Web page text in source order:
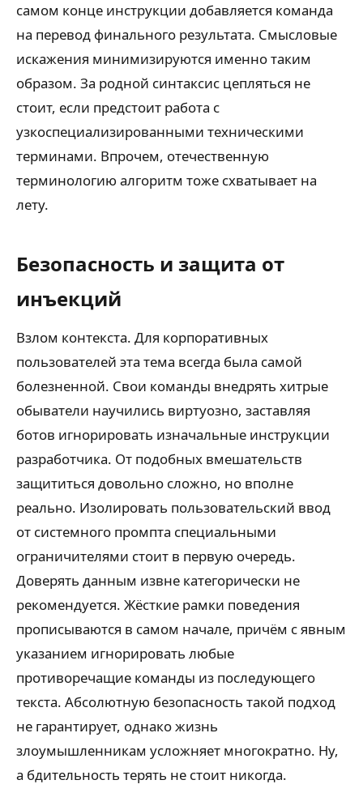
самом конце инструкции добавляется команда
на перевод финального результата. Смысловые
искажения минимизируются именно таким
образом. За родной синтаксис цепляться не
стоит, если предстоит работа с
узкоспециализированными техническими
терминами. Впрочем, отечественную
терминологию алгоритм тоже схватывает на
лету.
Безопасность и защита от
инъекций
Взлом контекста. Для корпоративных
пользователей эта тема всегда была самой
болезненной. Свои команды внедрять хитрые
обыватели научились виртуозно, заставляя
ботов игнорировать изначальные инструкции
разработчика. От подобных вмешательств
защититься довольно сложно, но вполне
реально. Изолировать пользовательский ввод
от системного промпта специальными
ограничителями стоит в первую очередь.
Доверять данным извне категорически не
рекомендуется. Жёсткие рамки поведения
прописываются в самом начале, причём с явным
указанием игнорировать любые
противоречащие команды из последующего
текста. Абсолютную безопасность такой подход
не гарантирует, однако жизнь
злоумышленникам усложняет многократно. Ну,
а бдительность терять не стоит никогда.